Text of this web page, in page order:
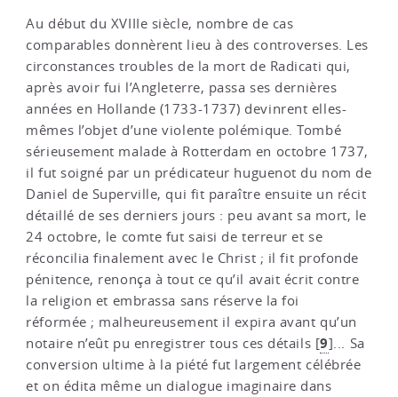
Au début du XVIIIe siècle, nombre de cas
comparables donnèrent lieu à des controverses. Les
circonstances troubles de la mort de Radicati qui,
après avoir fui l’Angleterre, passa ses dernières
années en Hollande (1733-1737) devinrent elles-
mêmes l’objet d’une violente polémique. Tombé
sérieusement malade à Rotterdam en octobre 1737,
il fut soigné par un prédicateur huguenot du nom de
Daniel de Superville, qui fit paraître ensuite un récit
détaillé de ses derniers jours : peu avant sa mort, le
24 octobre, le comte fut saisi de terreur et se
réconcilia finalement avec le Christ ; il fit profonde
pénitence, renonça à tout ce qu’il avait écrit contre
la religion et embrassa sans réserve la foi
réformée ; malheureusement il expira avant qu’un
notaire n’eût pu enregistrer tous ces détails [9] ... Sa
conversion ultime à la piété fut largement célébrée
et on édita même un dialogue imaginaire dans